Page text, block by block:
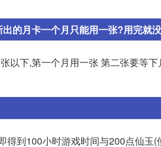
的月卡一个月只能用一张?用完就
以下,第一个月用一张 第二张要等
得到100小时游戏时间与200点仙玉